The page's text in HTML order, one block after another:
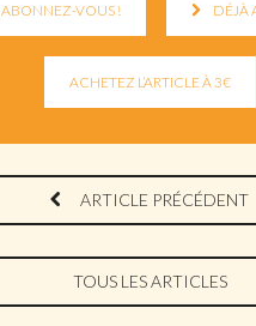
ABONNEZ-VOUS ! DÉJÀ
ARTICLE PRÉCÉDENT
TOUS LES ARTICLES